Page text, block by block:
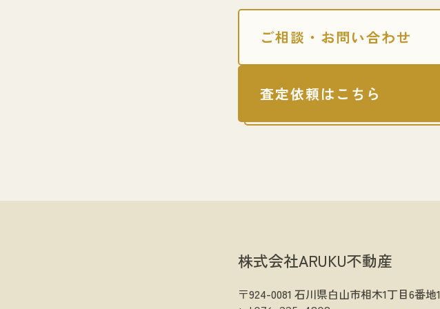
ご相談・お問い合わせ
査定依頼はこちら
株式会社ARUKU不動産
〒924-0081 石川県白山市相木1丁目6番地1